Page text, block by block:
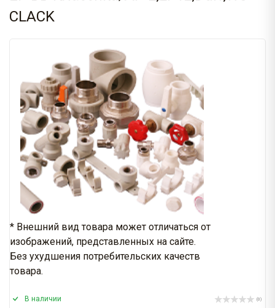
CLACK
* Внешний вид товара может отличаться от
изображений, представленных на сайте.
Без ухудшения потребительских качеств
товара.
В наличии (0)